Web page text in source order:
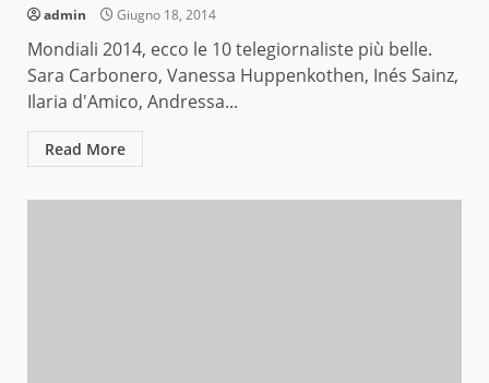
admin Giugno 18, 2014
Mondiali 2014, ecco le 10 telegiornaliste più belle.
Sara Carbonero, Vanessa Huppenkothen, Inés Sainz,
Ilaria d'Amico, Andressa...
Read More